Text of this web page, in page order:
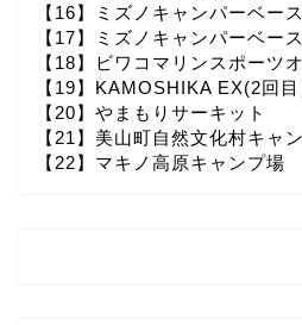
【16】ミズノキャンパーベー
【17】ミズノキャンパーベー
【18】ビワコマリンスポーツ
【19】KAMOSHIKA EX(2回目
【20】やまもりサーキット
【21】美山町自然文化村キャ
【22】マキノ高原キャンプ場